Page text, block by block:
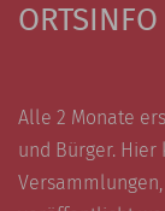
ORTSINFO
Alle 2 Monate
und Bürger. Hier